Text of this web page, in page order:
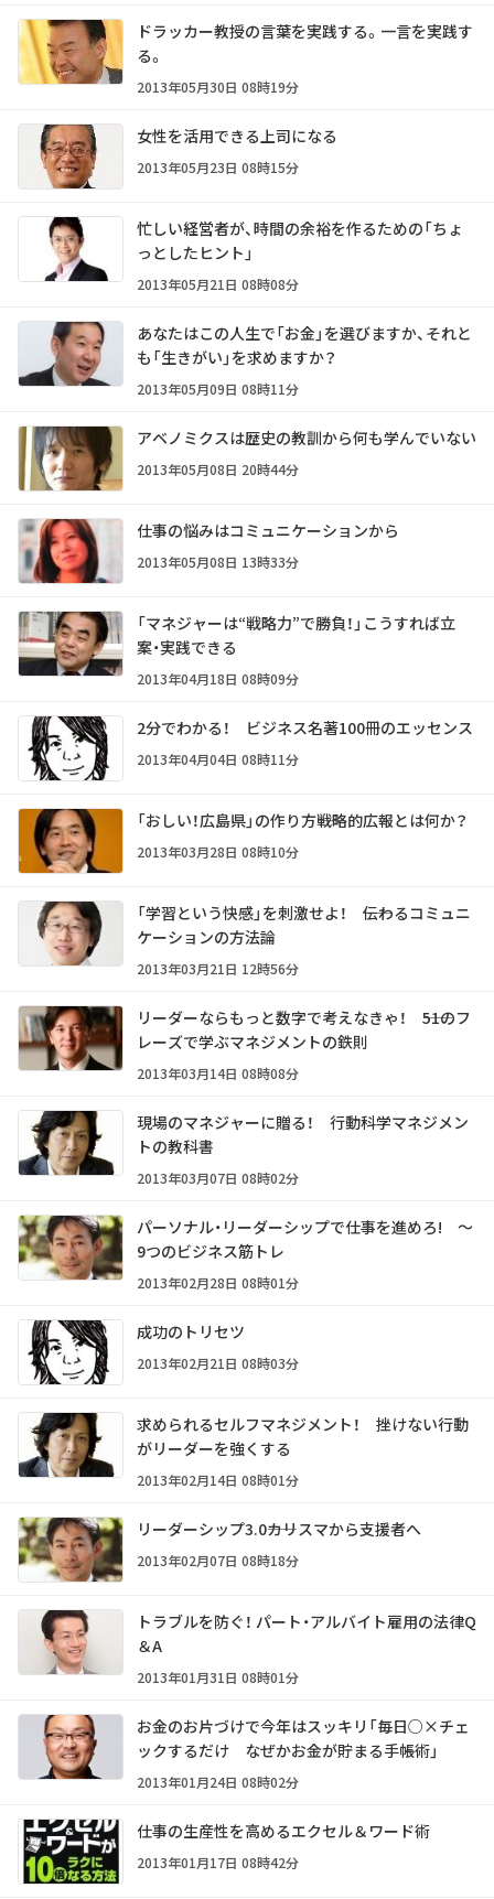
ドラッカー教授の言葉を実践する。一言を実践す
る。
2013年05月30日 08時19分
女性を活用できる上司になる
2013年05月23日 08時15分
忙しい経営者が、時間の余裕を作るための「ちょ
っとしたヒント」
2013年05月21日 08時08分
あなたはこの人生で「お金」を選びますか、それと
も「生きがい」を求めますか？
2013年05月09日 08時11分
アベノミクスは歴史の教訓から何も学んでいない
2013年05月08日 20時44分
仕事の悩みはコミュニケーションから
2013年05月08日 13時33分
「マネジャーは“戦略力”で勝負！」こうすれば立
案・実践できる
2013年04月18日 08時09分
2分でわかる！ ビジネス名著100冊のエッセンス
2013年04月04日 08時11分
「おしい！広島県」の作り方――戦略的広報とは何か？
2013年03月28日 08時10分
「学習という快感」を刺激せよ！ ――伝わるコミュニ
ケーションの方法論
2013年03月21日 12時56分
リーダーならもっと数字で考えなきゃ！ ――51のフ
レーズで学ぶマネジメントの鉄則
2013年03月14日 08時08分
現場のマネジャーに贈る！ 行動科学マネジメン
トの教科書
2013年03月07日 08時02分
パーソナル・リーダーシップで仕事を進めろ! ～
9つのビジネス筋トレ
2013年02月28日 08時01分
成功のトリセツ
2013年02月21日 08時03分
求められるセルフマネジメント！ 挫けない行動
がリーダーを強くする
2013年02月14日 08時01分
リーダーシップ3.0――カリスマから支援者へ
2013年02月07日 08時18分
トラブルを防ぐ！ パート・アルバイト雇用の法律Q
＆A
2013年01月31日 08時01分
お金のお片づけで今年はスッキリ「毎日○×チェ
ックするだけ なぜかお金が貯まる手帳術」
2013年01月24日 08時02分
仕事の生産性を高めるエクセル＆ワード術
2013年01月17日 08時42分